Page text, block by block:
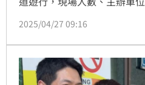
的「419」與藍白合作的「
2025/04/27 09:16